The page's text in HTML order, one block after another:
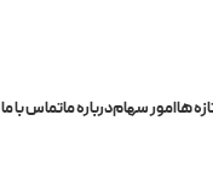
هاامور سهامدرباره ماتماس با ما